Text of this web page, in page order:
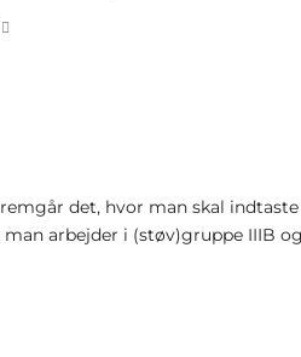
det, hvor man skal indtaste
arbejder i (støv)gruppe IIIB